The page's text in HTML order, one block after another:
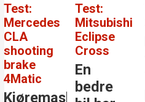
Test:
Xpeng X9
Denne
får tre
10-
poengere
Test:
Toyota
bZ4X
Endelig
kan vi
forstå